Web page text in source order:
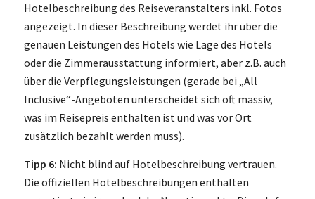
Hotelbeschreibung des Reiseveranstalters inkl. Fotos
angezeigt. In dieser Beschreibung werdet ihr über die
genauen Leistungen des Hotels wie Lage des Hotels
oder die Zimmerausstattung informiert, aber z.B. auch
über die Verpflegungsleistungen (gerade bei „All
Inclusive“-Angeboten unterscheidet sich oft massiv,
was im Reisepreis enthalten ist und was vor Ort
zusätzlich bezahlt werden muss).
Tipp 6: Nicht blind auf Hotelbeschreibung vertrauen.
Die offiziellen Hotelbeschreibungen enthalten